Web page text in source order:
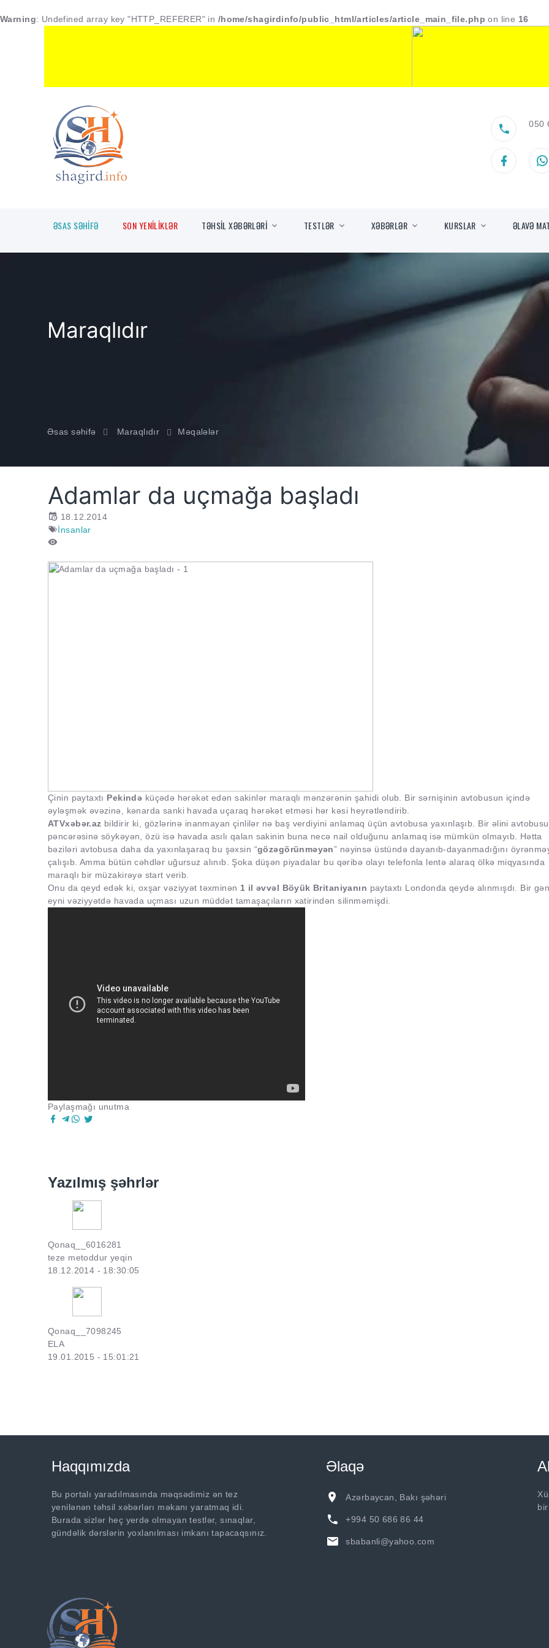
Warning: Undefined array key "HTTP_REFERER" in /home/shagirdinfo/public_html/articles/article_main_file.php on line 16
050
ƏSAS SƏHİFƏ SON YENİLİKLƏR TƏHSİL XƏBƏRLƏRİ TESTLƏR XƏBƏRLƏR KURSLAR ƏLAVƏ
Maraqlıdır
Əsas səhifə Maraqlıdır Məqalələr
Adamlar da uçmağa başladı
18.12.2014
İnsanlar
Çinin paytaxtı Pekində küçədə hərəkət edən sakinlər maraqlı mənzərənin şahidi olub. Bir sərnişinin avtobusun içində
əyləşmək əvəzinə, kənarda sanki havada uçaraq hərəkət etməsi hər kəsi heyrətləndirib.
ATVxəbər.az bildirir ki, gözlərinə inanmayan çinlilər nə baş verdiyini anlamaq üçün avtobusa yaxınlaşıb. Bir əlini
pəncərəsinə söykəyən, özü isə havada asılı qalan sakinin buna necə nail olduğunu anlamaq isə mümkün olmayıb. Hətta
bəziləri avtobusa daha da yaxınlaşaraq bu şəxsin “gözəgörünməyən” nəyinsə üstündə dayanıb-dayanmadığını
çalışıb. Amma bütün cəhdlər uğursuz alınıb. Şoka düşən piyadalar bu qəribə olayı telefonla lentə alaraq ölkə miqyasında
maraqlı bir müzakirəyə start verib.
Onu da qeyd edək ki, oxşar vəziyyət təxminən 1 il əvvəl Böyük Britaniyanın paytaxtı Londonda qeydə alınmışdı. Bir
eyni vəziyyətdə havada uçması uzun müddət tamaşaçıların xatirindən silinməmişdi.
Paylaşmağı unutma
Yazılmış şəhrlər
Qonaq__6016281
teze metoddur yeqin
18.12.2014 - 18:30:05
Qonaq__7098245
ELA
19.01.2015 - 15:01:21
Haqqımızda
Bu portalı yaradılmasında məqsədimiz ən tez
yenilənən təhsil xəbərlərı məkanı yaratmaq idi.
Burada sizlər heç yerdə olmayan testlər, sınaqlar,
gündəlik dərslərin yoxlanılması imkanı tapacaqsınız.
Əlaqə
Azərbaycan, Bakı şəhəri
+994 50 686 86 44
sbabanli@yahoo.com